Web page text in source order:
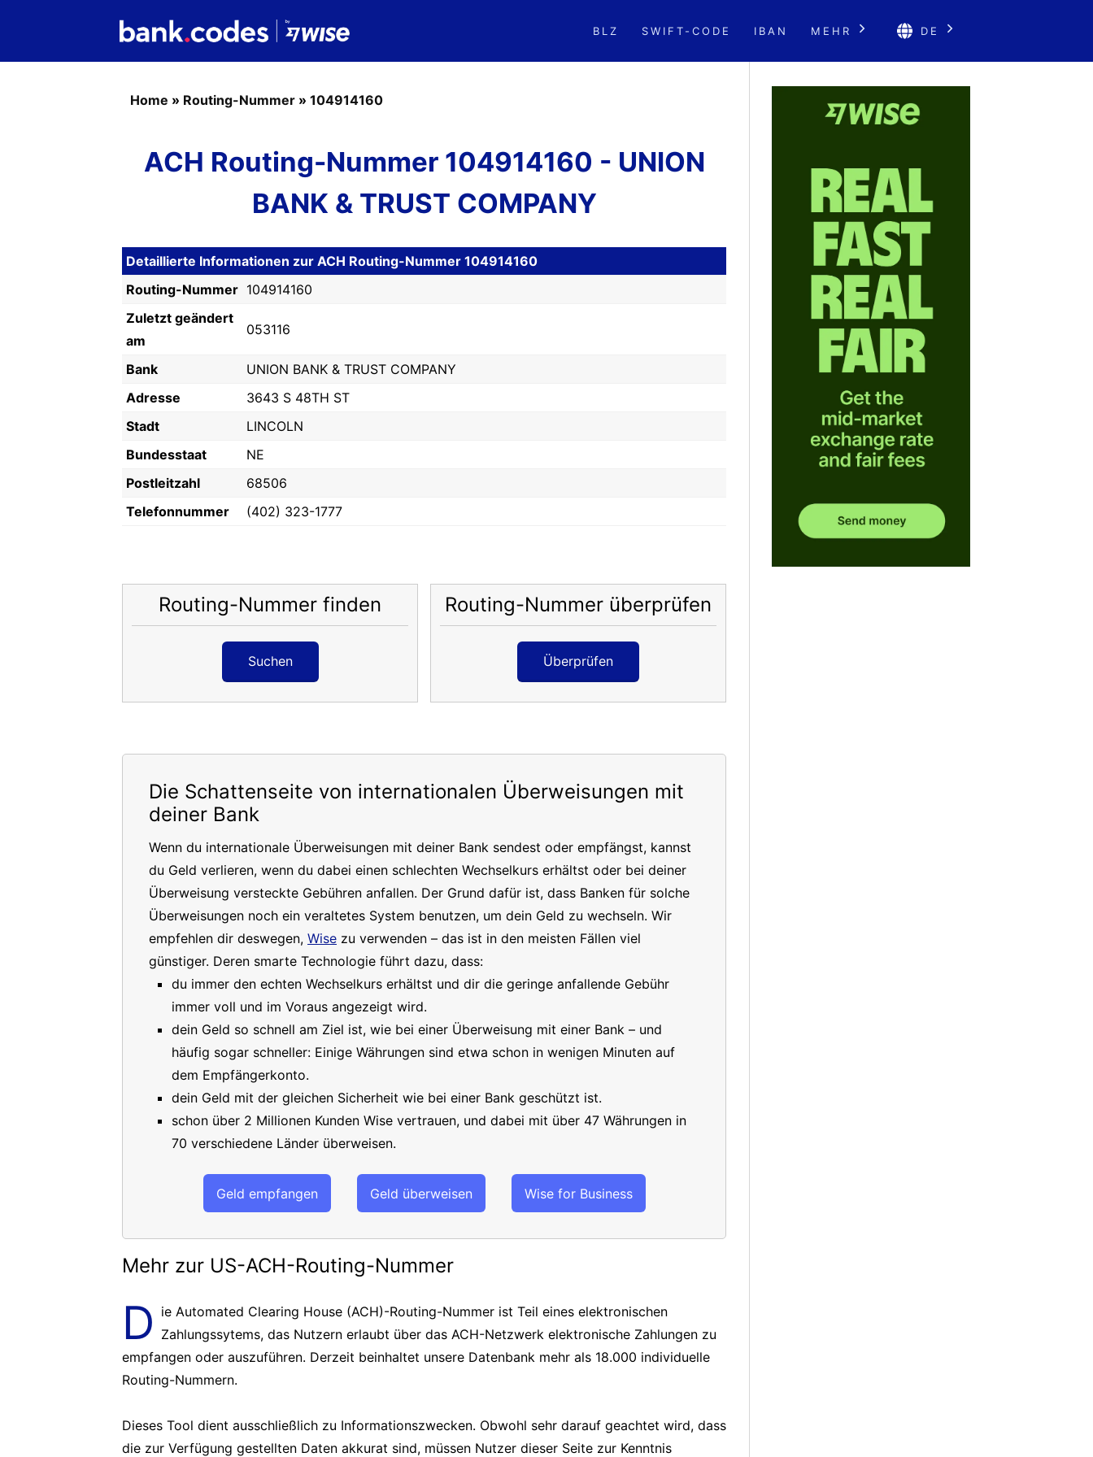
BLZ SWIFT-CODE IBAN MEHR DE
Home » Routing-Nummer » 104914160
ACH Routing-Nummer 104914160 - UNION
BANK & TRUST COMPANY
Detaillierte Informationen zur ACH Routing-Nummer 104914160
Routing-Nummer 104914160
Zuletzt geändert
am
053116
Bank
UNION BANK & TRUST COMPANY
Adresse
3643 S 48TH ST
Stadt
LINCOLN
Bundesstaat
NE
Postleitzahl
68506
Telefonnummer
(402) 323-1777
Routing-Nummer finden
Suchen
Routing-Nummer überprüfen
Überprüfen
Die Schattenseite von internationalen Überweisungen mit
deiner Bank
Wenn du internationale Überweisungen mit deiner Bank sendest oder empfängst, kannst
du Geld verlieren, wenn du dabei einen schlechten Wechselkurs erhältst oder bei deiner
Überweisung versteckte Gebühren anfallen. Der Grund dafür ist, dass Banken für solche
Überweisungen noch ein veraltetes System benutzen, um dein Geld zu wechseln. Wir
empfehlen dir deswegen, Wise zu verwenden – das ist in den meisten Fällen viel
günstiger. Deren smarte Technologie führt dazu, dass:
du immer den echten Wechselkurs erhältst und dir die geringe anfallende Gebühr
immer voll und im Voraus angezeigt wird.
dein Geld so schnell am Ziel ist, wie bei einer Überweisung mit einer Bank – und
häufig sogar schneller: Einige Währungen sind etwa schon in wenigen Minuten auf
dem Empfängerkonto.
dein Geld mit der gleichen Sicherheit wie bei einer Bank geschützt ist.
schon über 2 Millionen Kunden Wise vertrauen, und dabei mit über 47 Währungen in
70 verschiedene Länder überweisen.
Geld empfangen Geld überweisen Wise for Business
Mehr zur US-ACH-Routing-Nummer
D ie Automated Clearing House (ACH)-Routing-Nummer ist Teil eines elektronischen
Zahlungssytems, das Nutzern erlaubt über das ACH-Netzwerk elektronische Zahlungen zu
empfangen oder auszuführen. Derzeit beinhaltet unsere Datenbank mehr als 18.000 individuelle
Routing-Nummern.
Dieses Tool dient ausschließlich zu Informationszwecken. Obwohl sehr darauf geachtet wird, dass
die zur Verfügung gestellten Daten akkurat sind, müssen Nutzer dieser Seite zur Kenntnis